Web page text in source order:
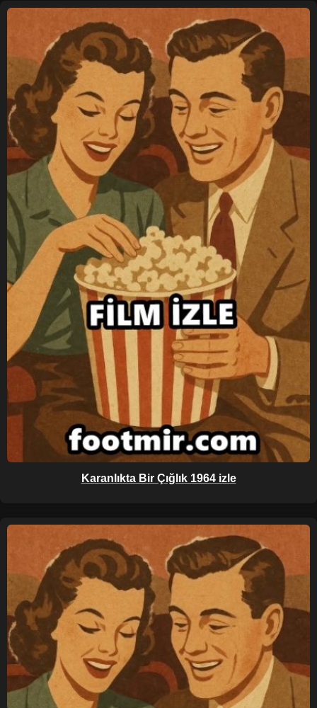
Karanlıkta Bir Çığlık 1964 izle